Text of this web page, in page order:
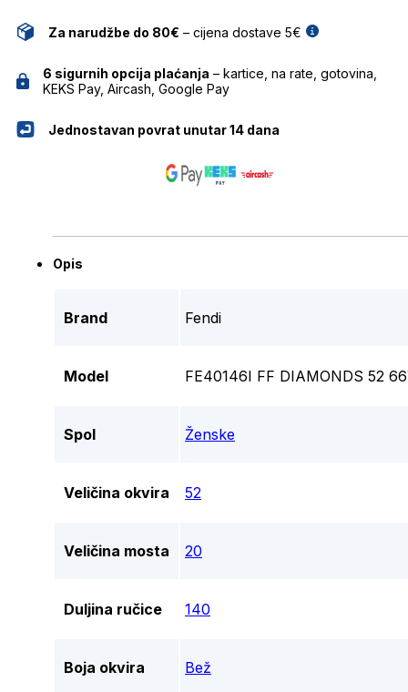
Za narudžbe do 80€ – cijena dostave 5€
6 sigurnih opcija plaćanja – kartice, na rate, gotovina,
KEKS Pay, Aircash, Google Pay
Jednostavan povrat unutar 14 dana
Opis
Brand Fendi
Model FE40146I FF DIAMONDS 52
Spol Ženske
Veličina okvira 52
Veličina mosta 20
Duljina ručice 140
Boja okvira Bež